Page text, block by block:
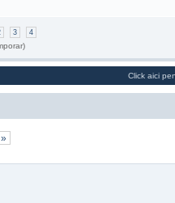
3 4
Click aici